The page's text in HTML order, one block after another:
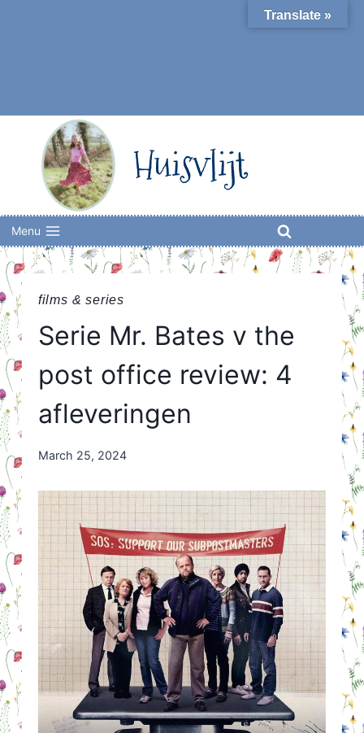
Huisvlijt
Menu
films & series
Serie Mr. Bates v the
post office review: 4
afleveringen
By
Orriëns
March 25, 2024
Translate »